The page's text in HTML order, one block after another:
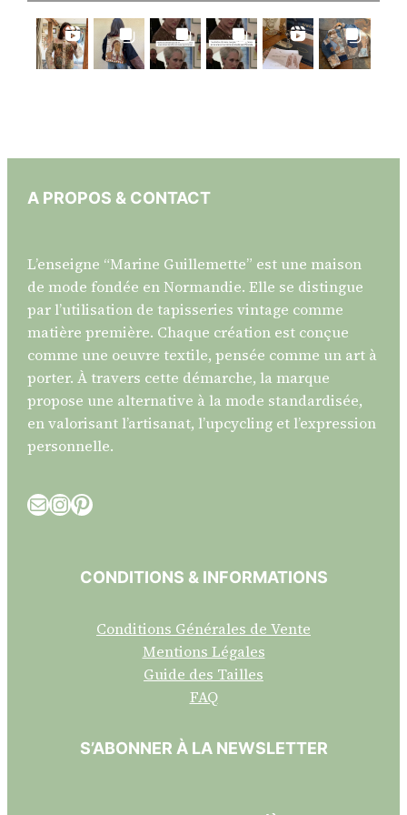
A PROPOS & CONTACT
L’enseigne “Marine Guillemette” est une maison
de mode fondée en Normandie. Elle se distingue
par l’utilisation de tapisseries vintage comme
matière première. Chaque création est conçue
comme une oeuvre textile, pensée comme un art à
porter. À travers cette démarche, la marque
propose une alternative à la mode standardisée,
en valorisant l’artisanat, l’upcycling et l’expression
personnelle.
E-mail InstagramPinterest
CONDITIONS & INFORMATIONS
Conditions Générales de Vente
Mentions Légales
Guide des Tailles
FAQ
S’ABONNER À LA NEWSLETTER